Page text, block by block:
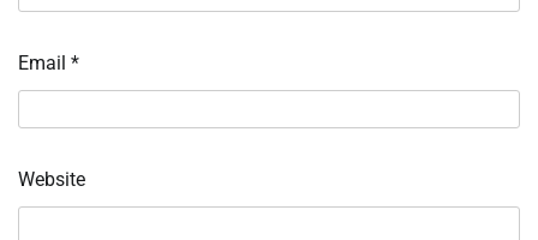
Email *
Website